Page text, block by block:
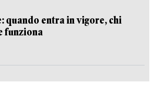
quando entra in vigore, chi
funziona